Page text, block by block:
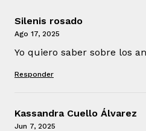
Silenis rosado
Ago 17, 2025
Yo quiero saber sobre los
Responder
Kassandra Cuello Álvarez
Jun 7, 2025